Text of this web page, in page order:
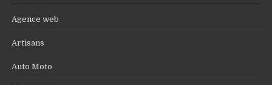
Agence web
Artisans
Auto Moto